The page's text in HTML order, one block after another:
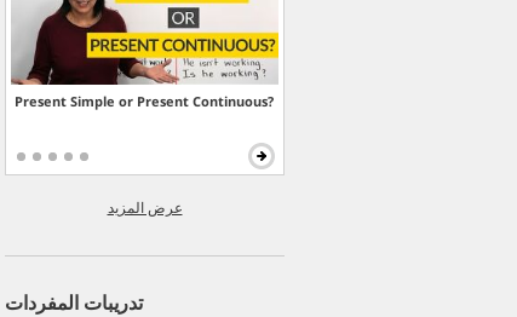
Present Simple or Present Continuous?
عرض المزيد
تدريبات المفردات